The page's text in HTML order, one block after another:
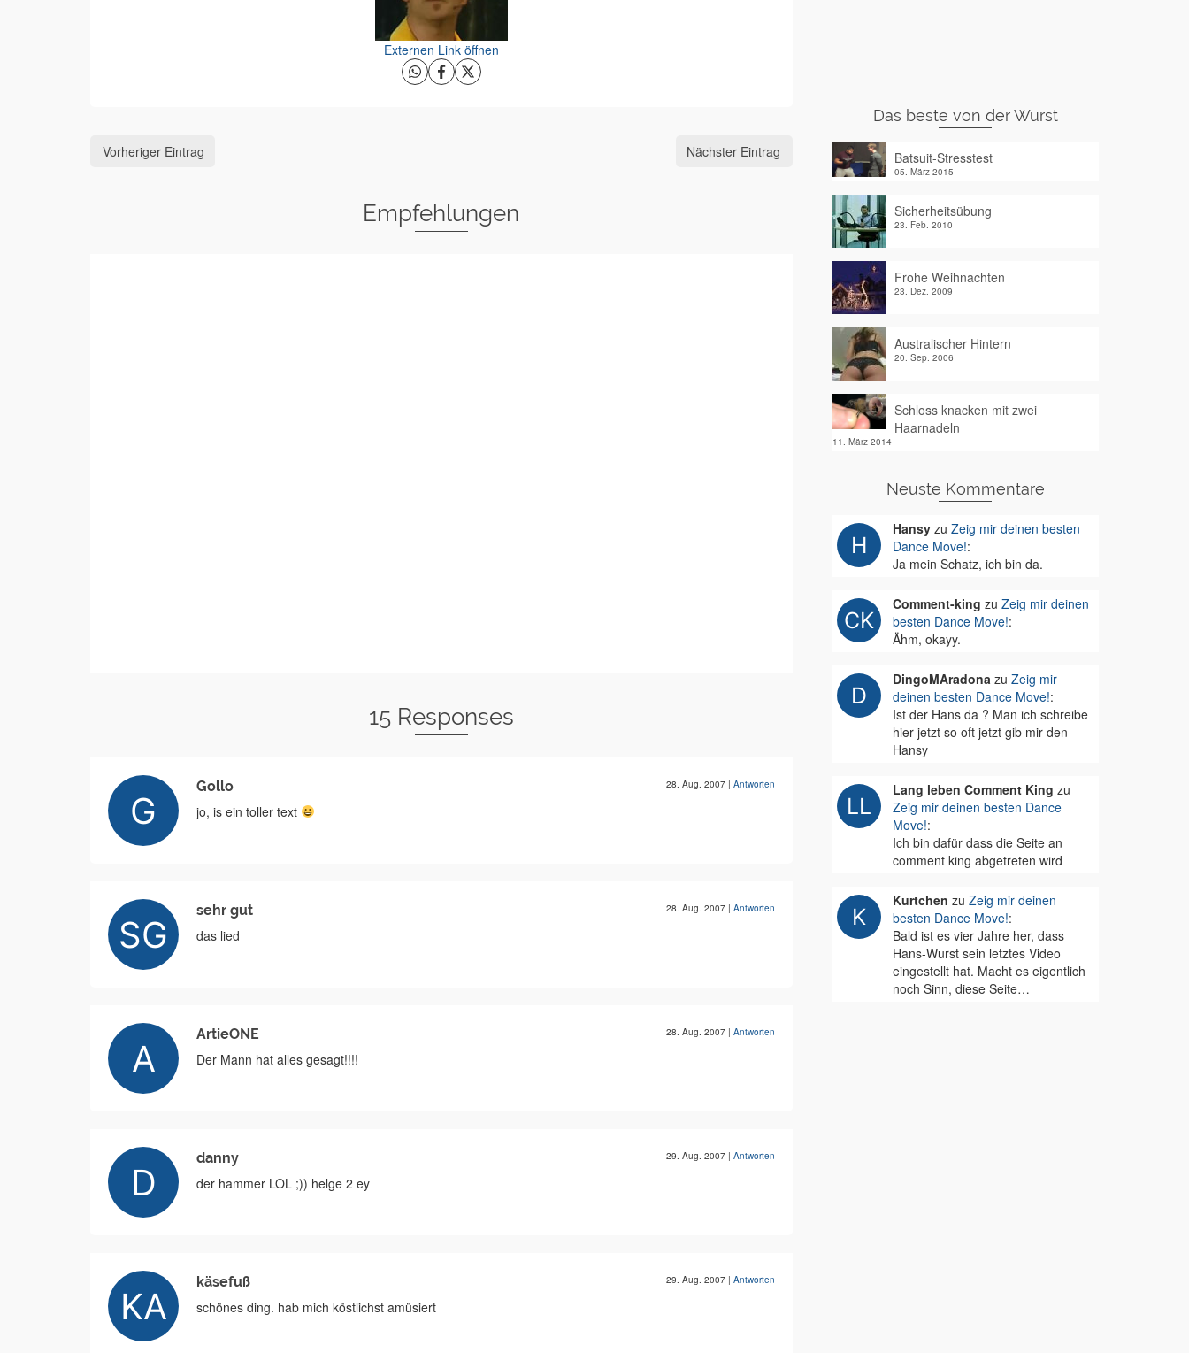
Externen Link öffnen
Vorheriger Eintrag Nächster Eintrag
Empfehlungen
15 Responses
Gollo 28. Aug. 2007 | Antworten
jo, is ein toller text
sehr gut 28. Aug. 2007 | Antworten
das lied
ArtieONE 28. Aug. 2007 | Antworten
Der Mann hat alles gesagt!!!!
danny 29. Aug. 2007 | Antworten
der hammer LOL ;)) helge 2 ey
käsefuß 29. Aug. 2007 | Antworten
schönes ding. hab mich köstlichst amüsiert
Das beste von der Wurst
Batsuit-Stresstest
05. März 2015
Sicherheitsübung
23. Feb. 2010
Frohe Weihnachten
23. Dez. 2009
Australischer Hintern
20. Sep. 2006
Schloss knacken mit zwei
Haarnadeln
11. März 2014
Neuste Kommentare
Hansyzu Zeig mir deinen besten
Dance Move!:
Ja mein Schatz, ich bin da.
Comment-king zu Zeig mir deinen
besten Dance Move!:
Ähm, okayy.
DingoMAradonazu Zeig mir
deinen besten Dance Move!:
Ist der Hans da ? Man ich schreibe
hier jetzt so oft jetzt gib mir den
Hansy
Lang leben Comment King zu
Zeig mir deinen besten Dance
Move!:
Ich bin dafür dass die Seite an
comment king abgetreten wird
Kurtchen zu Zeig mir deinen
besten Dance Move!:
Bald ist es vier Jahre her, dass
Hans-Wurst sein letztes Video
eingestellt hat. Macht es eigentlich
noch Sinn, diese Seite…